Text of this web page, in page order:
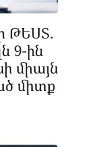
ԹԵՍՏ.
9-ին
միայն
միտք